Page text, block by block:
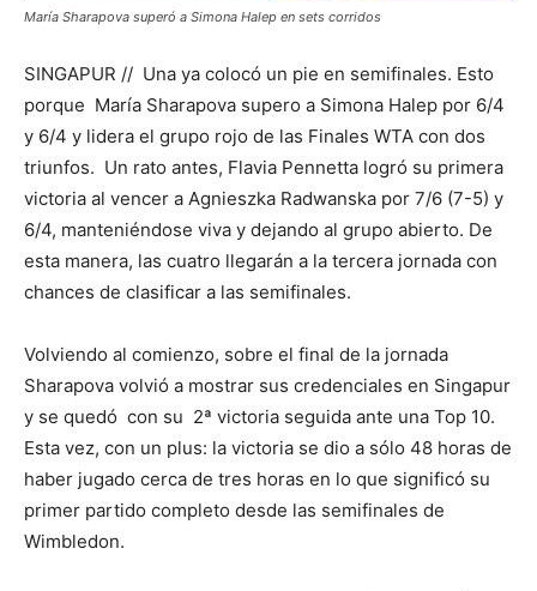
María Sharapova superó a Simona Halep en sets corridos
SINGAPUR // Una ya colocó un pie en semifinales. Esto
porque María Sharapova supero a Simona Halep por 6/4
y 6/4 y lidera el grupo rojo de las Finales WTA con dos
triunfos. Un rato antes, Flavia Pennetta logró su primera
victoria al vencer a Agnieszka Radwanska por 7/6 (7-5) y
6/4, manteniéndose viva y dejando al grupo abierto. De
esta manera, las cuatro llegarán a la tercera jornada con
chances de clasificar a las semifinales.
Volviendo al comienzo, sobre el final de la jornada
Sharapova volvió a mostrar sus credenciales en Singapur
y se quedó con su 2ª victoria seguida ante una Top 10.
Esta vez, con un plus: la victoria se dio a sólo 48 horas de
haber jugado cerca de tres horas en lo que significó su
primer partido completo desde las semifinales de
Wimbledon.